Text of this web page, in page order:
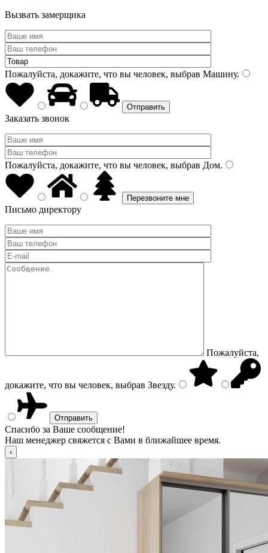
Вызвать замерщика
Пожалуйста, докажите, что вы человек, выбрав Машину.
Заказать звонок
Пожалуйста, докажите, что вы человек, выбрав Дом.
Письмо директору
Пожалуйста,
докажите, что вы человек, выбрав Звезду.
Спасибо за Ваше сообщение!
Наш менеджер свяжется с Вами в ближайшее время.